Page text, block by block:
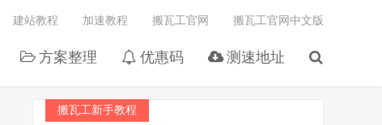
方案整理 优惠码 测速地址
建站教程 加速教程 搬瓦工官网 搬瓦工官网中文版
搬瓦工新手教程